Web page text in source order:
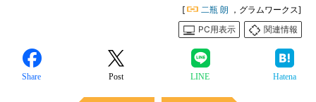
[ 二瓶 朗 ，グラムワークス]
PC用表示
関連情報
Share Post LINE Hatena